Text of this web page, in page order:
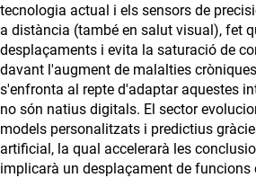
tecnologia actual i els sensors de
a distància (també en salut visual), fet
desplaçaments i evita la saturació de
davant l'augment de malalties
s'enfronta al repte d'adaptar aquestes
no són natius digitals. El sector
models personalitzats i predictius
artificial, la qual accelerarà les
implicarà un desplaçament de funcions